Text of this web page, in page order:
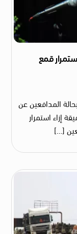
قمع
المدافعين عن
إزاء استمرار
[…]